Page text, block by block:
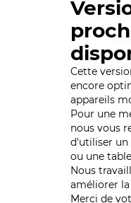
Cette
encore
appareils
Pour une
nous vous
d'utiliser un
ou une
Nous
améliorer
Merci de